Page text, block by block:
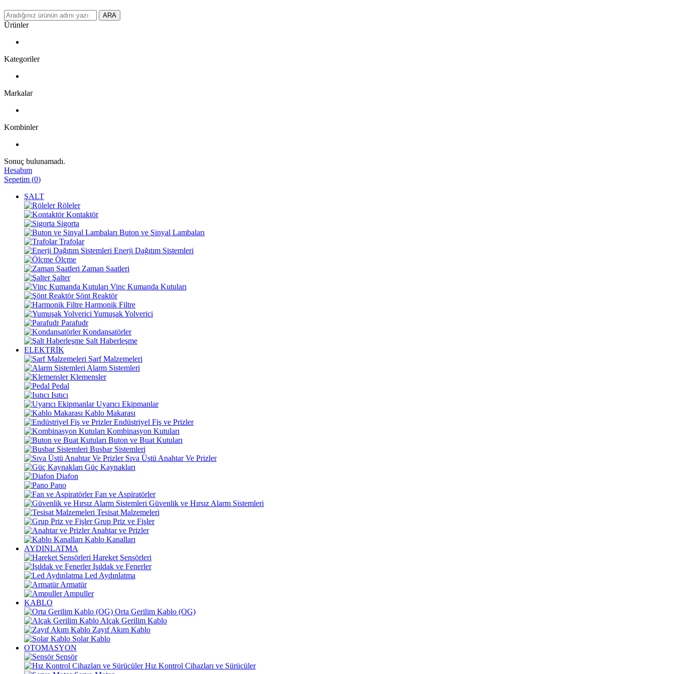
ARA
Ürünler
Kategoriler
Markalar
Kombinler
Sonuç bulunamadı.
Hesabım
Sepetim (0)
ŞALT
Röleler
Kontaktör
Sigorta
Buton ve Sinyal Lambaları
Trafolar
Enerji Dağıtım Sistemleri
Ölçme
Zaman Saatleri
Şalter
Vinç Kumanda Kutuları
Şönt Reaktör
Harmonik Filtre
Yumuşak Yolverici
Parafudr
Kondansatörler
Şalt Haberleşme
ELEKTRİK
Sarf Malzemeleri
Alarm Sistemleri
Klemensler
Pedal
Isıtıcı
Uyarıcı Ekipmanlar
Kablo Makarası
Endüstriyel Fiş ve Prizler
Kombinasyon Kutuları
Buton ve Buat Kutuları
Busbar Sistemleri
Sıva Üstü Anahtar Ve Prizler
Güç Kaynakları
Diafon
Pano
Fan ve Aspiratörler
Güvenlik ve Hırsız Alarm Sistemleri
Tesisat Malzemeleri
Grup Priz ve Fişler
Anahtar ve Prizler
Kablo Kanalları
AYDINLATMA
Hareket Sensörleri
Işıldak ve Fenerler
Led Aydınlatma
Armatür
Ampuller
KABLO
Orta Gerilim Kablo (OG)
Alçak Gerilim Kablo
Zayıf Akım Kablo
Solar Kablo
OTOMASYON
Sensör
Hız Kontrol Cihazları ve Sürücüler